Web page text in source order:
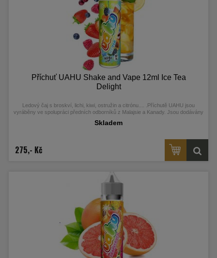
Příchuť UAHU Shake and Vape 12ml Ice Tea
Delight
Ledový čaj s broskví, lichi, kiwi, ostružin a citrónu....
Příchutě UAHU jsou
vyráběny ve spolupráci předních odborníků z Malajsie a Kanady. Jsou dodávány
Skladem
275,- Kč